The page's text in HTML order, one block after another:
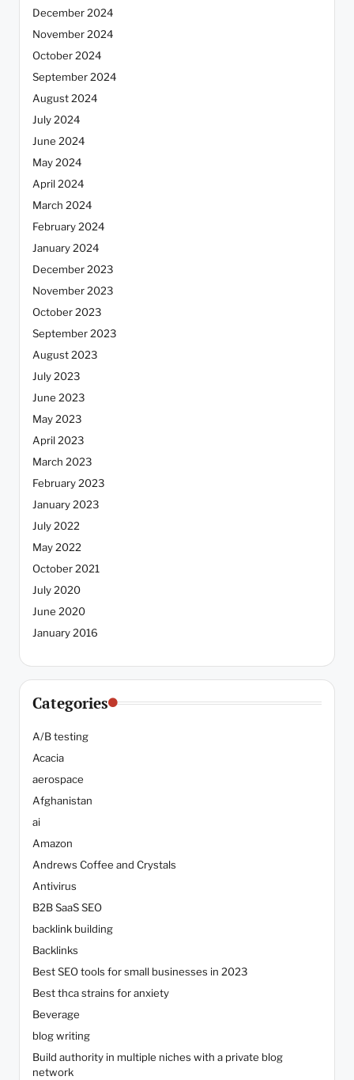
December 2024
November 2024
October 2024
September 2024
August 2024
July 2024
June 2024
May 2024
April 2024
March 2024
February 2024
January 2024
December 2023
November 2023
October 2023
September 2023
August 2023
July 2023
June 2023
May 2023
April 2023
March 2023
February 2023
January 2023
July 2022
May 2022
October 2021
July 2020
June 2020
January 2016
Categories
A/B testing
Acacia
aerospace
Afghanistan
ai
Amazon
Andrews Coffee and Crystals
Antivirus
B2B SaaS SEO
backlink building
Backlinks
Best SEO tools for small businesses in 2023
Best thca strains for anxiety
Beverage
blog writing
Build authority in multiple niches with a private blog
network